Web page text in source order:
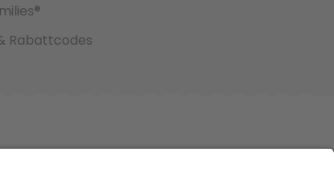
Rabattcodes